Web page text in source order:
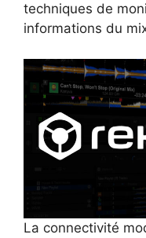
techniques de
informations du
La connectivité